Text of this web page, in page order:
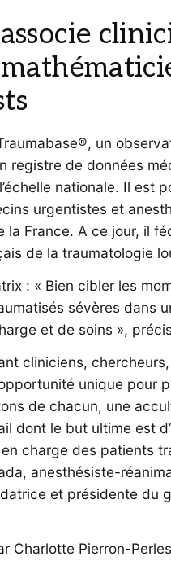
un
registre de données
nationale. Il est
urgentistes et
la France. A ce jour, il
de la traumatologie
: « Bien cibler les
sévères dans
et de soins »,
cliniciens,
unique pour
de chacun, une
dont le but ultime est
charge des patients
anesthésiste-
et présidente du
Charlotte Pierron-